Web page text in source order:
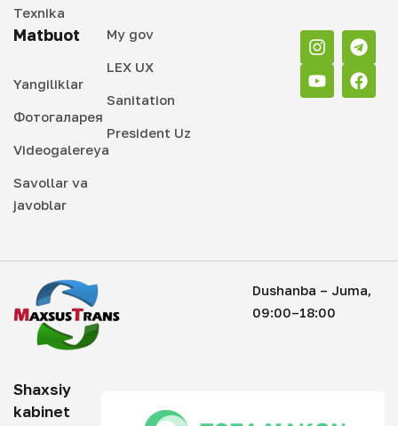
Texnika
Matbuot
Yangiliklar
Фотогаларея
Videogalereya
Savollar va
javoblar
My gov
LEX UX
Sanitation
President Uz
Dushanba – Juma,
09:00–18:00
Shaxsiy
kabinet